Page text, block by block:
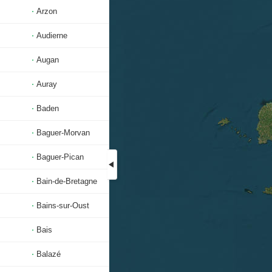
Arzon
Audierne
Augan
Auray
Baden
Baguer-Morvan
Baguer-Pican
Bain-de-Bretagne
Bains-sur-Oust
Bais
Balazé